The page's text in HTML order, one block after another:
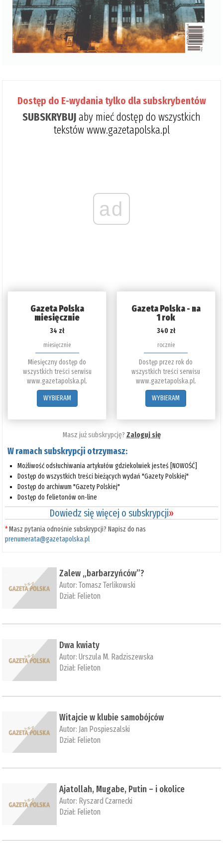
Dostęp do E-wydania tylko dla subskrybentów
SUBSKRYBUJaby mieć dostęp do wszystkich
tekstów www.gazetapolska.pl
ad
Gazeta Polska
miesięcznie
34 zł
miesięcznie
Miesięczny dostęp do
wszystkich treści serwisu
www.gazetapolska.pl.
WYBIERAM
Gazeta Polska - na
1 rok
340 zł
rocznie
Dostęp przez rok do
wszystkich treści serwisu
www.gazetapolska.pl.
WYBIERAM
Masz już subskrypcję? Zaloguj się
W ramach subskrypcji otrzymasz:
Możliwość odsłuchiwania artykułów gdziekolwiek jesteś [NOWOŚĆ]
Dostęp do wszystkich treści bieżących wydań "Gazety Polskiej"
Dostęp do archiwum "Gazety Polskiej"
Dostęp do felietonów on-line
Dowiedz się więcej o subskrypcji»
*Masz pytania odnośnie subskrypcji? Napisz do nas
prenumerata@gazetapolska.pl
Zalew „barbarzyńców”?
Autor:Tomasz Terlikowski
Dział: Felieton
Dwa kwiaty
Autor:Urszula M. Radziszewska
Dział: Felieton
Witajcie w klubie samobójców
Autor: Jan Pospieszalski
Dział: Felieton
Ajatollah, Mugabe, Putin – i okolice
Autor: Ryszard Czarnecki
Dział: Felieton